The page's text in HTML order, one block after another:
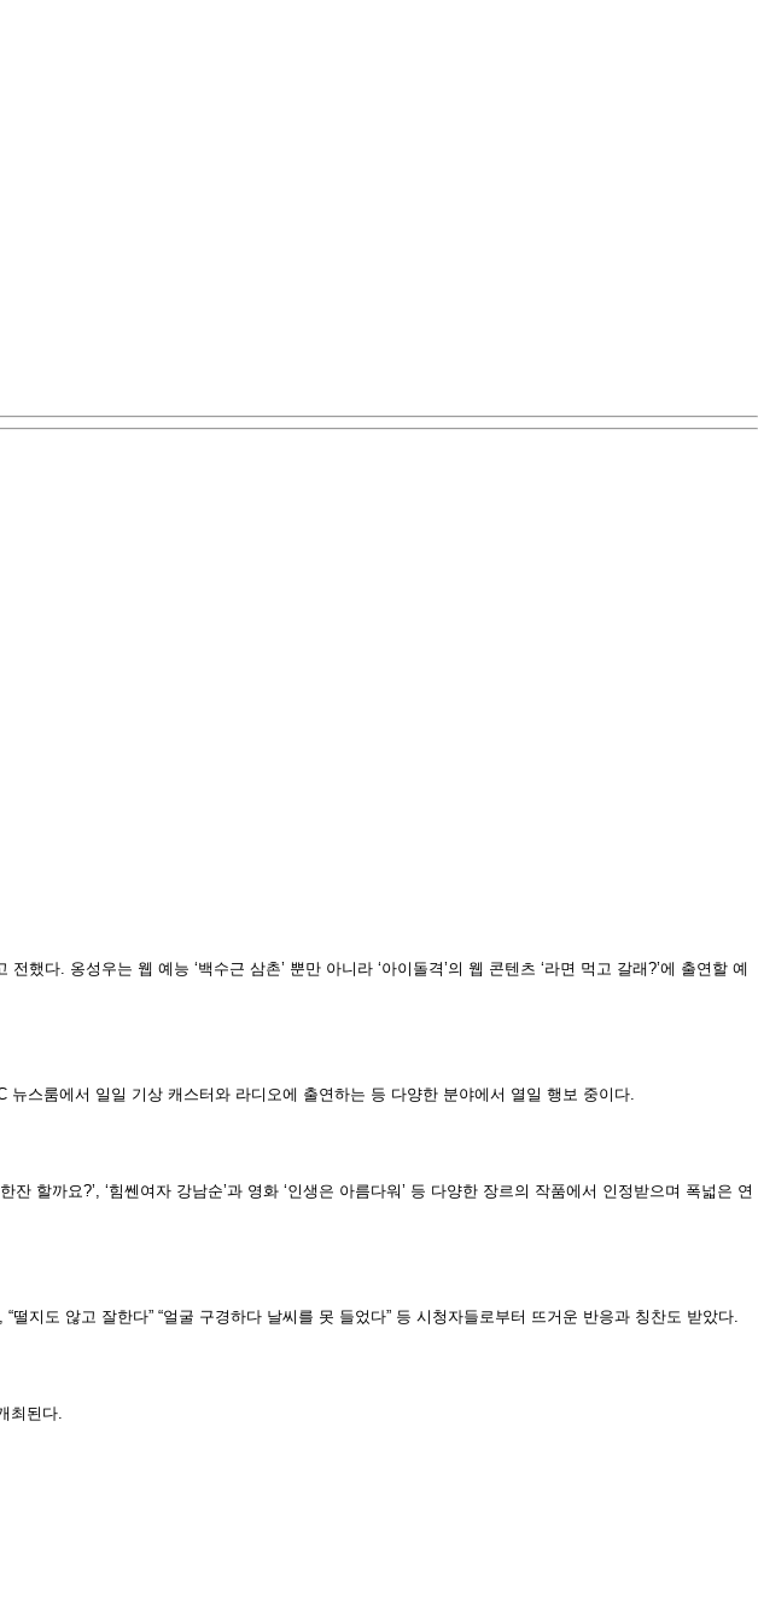
다. 옹성우는 웹 예능 ‘백수근 삼촌’ 뿐만 아니라 ‘아이돌격’의 웹 콘텐츠 ‘라면 먹고 갈래?’에 출연할 예
스룸에서 일일 기상 캐스터와 라디오에 출연하는 등 다양한 분야에서 열일 행보 중이다.
할까요?’, ‘힘쎈여자 강남순’과 영화 ‘인생은 아름다워’ 등 다양한 장르의 작품에서 인정받으며 폭넓은 연
지도 않고 잘한다” “얼굴 구경하다 날씨를 못 들었다” 등 시청자들로부터 뜨거운 반응과 칭찬도 받았다.
최된다.